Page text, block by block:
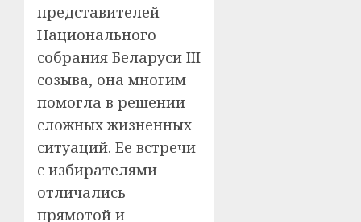
представителей
Национального
собрания Беларуси III
созыва, она многим
помогла в решении
сложных жизненных
ситуаций. Ее встречи
с избирателями
отличались
прямотой и